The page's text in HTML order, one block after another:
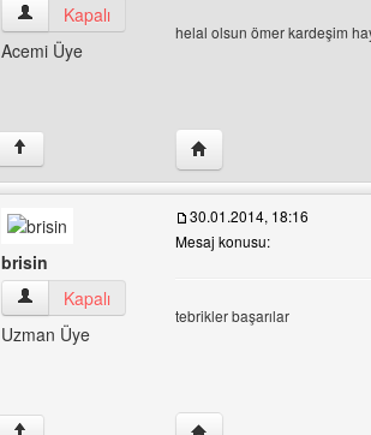
salyangozoyun Kullanıcının profilini görüntüle
Kapalı
Acemi Üye
helal olsun ömer kardeşim
↑ Yazarın web sitesini
brisin
brisin Kullanıcının profilini görüntüle
Kapalı
Uzman Üye
30.01.2014, 18:16
Mesaj konusu:
tebrikler başarılar
Yazarın web sitesini